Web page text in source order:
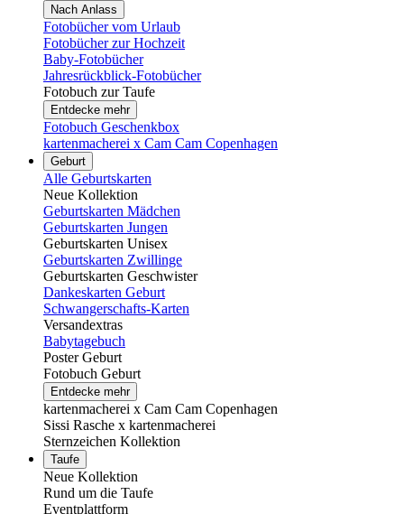
Nach Anlass
Fotobücher vom Urlaub
Fotobücher zur Hochzeit
Baby-Fotobücher
Jahresrückblick-Fotobücher
Fotobuch zur Taufe
Entdecke mehr
Fotobuch Geschenkbox
kartenmacherei x Cam Cam Copenhagen
Geburt
Alle Geburtskarten
Neue Kollektion
Geburtskarten Mädchen
Geburtskarten Jungen
Geburtskarten Unisex
Geburtskarten Zwillinge
Geburtskarten Geschwister
Dankeskarten Geburt
Schwangerschafts-Karten
Versandextras
Babytagebuch
Poster Geburt
Fotobuch Geburt
Entdecke mehr
kartenmacherei x Cam Cam Copenhagen
Sissi Rasche x kartenmacherei
Sternzeichen Kollektion
Taufe
Neue Kollektion
Rund um die Taufe
Eventplattform